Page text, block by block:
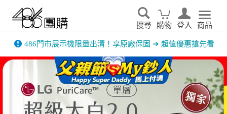
搜尋 購物 登入 商品
486門市展示機限量出清！享原廠保固 ➔ 超值優惠搶先看